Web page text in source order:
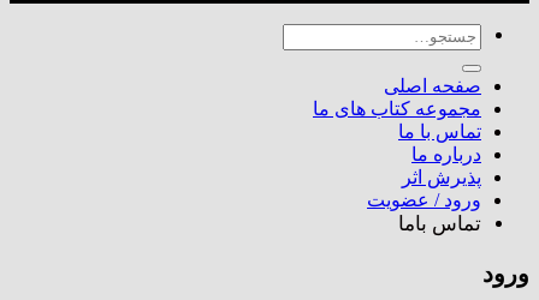
جستجو
برای:
صفحه اصلی
مجموعه کتاب های ما
تماس با ما
درباره ما
پذیرش اثر
ورود / عضویت
تماس باما
ورود